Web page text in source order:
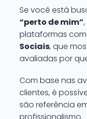
Se você está
“perto de mim”
plataformas
Sociais, que
avaliadas por
Com base nas
clientes, é
são referência